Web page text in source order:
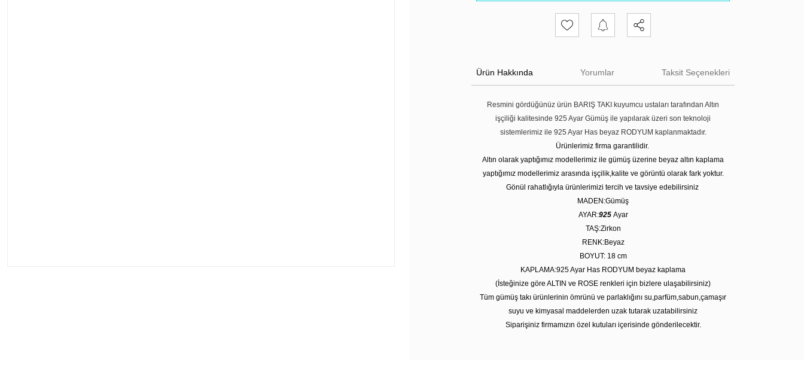
Ürün Hakkında Yorumlar Taksit Seçenekleri
Resmini gördüğünüz ürün BARIŞ TAKI kuyumcu ustaları tarafından Altın
işçiliği kalitesinde 925 Ayar Gümüş ile yapılarak üzeri son teknoloji
sistemlerimiz ile 925 Ayar Has beyaz RODYUM kaplanmaktadır.
Ürünlerimiz firma garantilidir.
Altın olarak yaptığımız modellerimiz ile gümüş üzerine beyaz altın kaplama
yaptığımız modellerimiz arasında işçilik,kalite ve görüntü olarak fark yoktur.
Gönül rahatlığıyla ürünlerimizi tercih ve tavsiye edebilirsiniz
MADEN:Gümüş
AYAR:925 Ayar
TAŞ:Zirkon
RENK:Beyaz
BOYUT: 18 cm
KAPLAMA:925 Ayar Has RODYUM beyaz kaplama
(İsteğinize göre ALTIN ve ROSE renkleri için bizlere ulaşabilirsiniz)
Tüm gümüş takı ürünlerinin ömrünü ve parlaklığını su,parfüm,sabun,çamaşır
suyu ve kimyasal maddelerden uzak tutarak uzatabilirsiniz
Siparişiniz firmamızın özel kutuları içerisinde gönderilecektir.